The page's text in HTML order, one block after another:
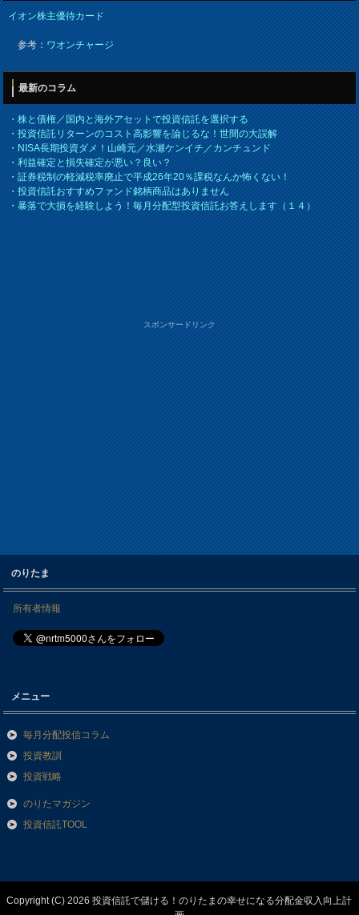
イオン株主優待カード
参考：ワオンチャージ
最新のコラム
・株と債権／国内と海外アセットで投資信託を選択する
・投資信託リターンのコスト高影響を論じるな！世間の大誤解
・NISA長期投資ダメ！山崎元／水瀬ケンイチ／カンチュンド
・利益確定と損失確定が悪い？良い？
・証券税制の軽減税率廃止で平成26年20％課税なんか怖くない！
・投資信託おすすめファンド銘柄商品はありません
・暴落で大損を経験しよう！毎月分配型投資信託お答えします（１４）
スポンサードリンク
のりたま
所有者情報
メニュー
毎月分配投信コラム
投資教訓
投資戦略
のりたマガジン
投資信託TOOL
Copyright (C) 2026 投資信託で儲ける！のりたまの幸せになる分配金収入向上計